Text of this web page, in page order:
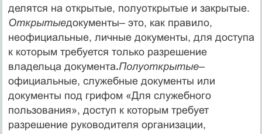
делятся на открытые, полуоткрытые и закрытые.
Открытыедокументы– это, как правило,
неофициальные, личные документы, для доступа
к которым требуется только разрешение
владельца документа.Полуоткрытые–
официальные, служебные документы или
документы под грифом «Для служебного
пользования», доступ к которым требует
разрешение руководителя организации,